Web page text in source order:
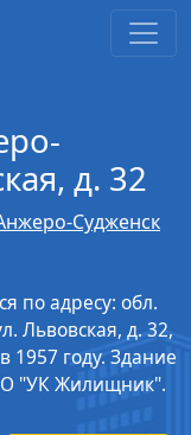
д. 32
Судженск
по адресу: обл.
Львовская, д. 32,
году. Здание
"УК Жилищник".